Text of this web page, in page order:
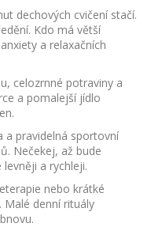
dechových cvičení stačí.
Kdo má větší
a relaxačních
celozrnné potraviny a
a pomalejší jídlo
a pravidelná sportovní
Nečekej, až bude
a rychleji.
nebo krátké
Malé denní rituály